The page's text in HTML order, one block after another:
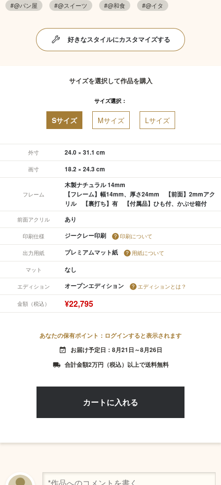
#@パン屋
#@スイーツ #@和食 #@イタ
好きなスタイルにカスタマイズする
サイズを選択して作品を購入
サイズ選択：
Sサイズ Mサイズ Lサイズ
外寸 24.0 × 31.1 cm
画寸 18.2 × 24.3 cm
フレーム
木製ナチュラル 14mm
【フレーム】幅14mm、厚さ24mm 【前面】2mmアク
リル 【裏打ち】有 【付属品】ひも付、かぶせ箱付
前面アクリル あり
印刷仕様 ジークレー印刷 印刷について
出力用紙 プレミアムマット紙 用紙について
マット なし
エディション オープンエディション エディションとは？
金額（税込） ¥22,795
あなたの保有ポイント：ログインすると表示されます
event_available お届け予定日：8月21日～8月26日
local_shipping 合計金額2万円（税込）以上で送料無料